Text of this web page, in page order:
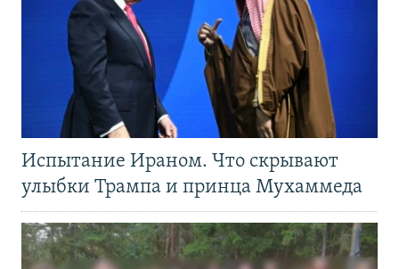
Испытание Ираном. Что скрывают
улыбки Трампа и принца Мухаммеда